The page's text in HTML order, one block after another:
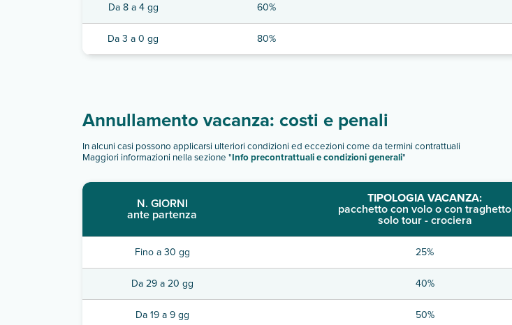
Da 8 a 4 gg 60%
Da 3 a 0 gg 80%
Annullamento vacanza: costi e penali
In alcuni casi possono applicarsi ulteriori condizioni ed eccezioni come da termini contrattuali
Maggiori informazioni nella sezione "Info precontrattuali e condizioni generali"
N. GIORNI
ante partenza
TIPOLOGIA VACANZA:
pacchetto con volo o con traghetto
solo tour - crociera
Fino a 30 gg 25%
Da 29 a 20 gg 40%
Da 19 a 9 gg 50%